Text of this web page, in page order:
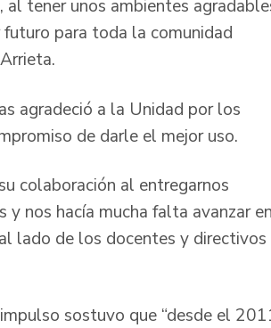
tener unos ambientes
para toda la comunidad
agradeció a la Unidad por los
de darle el mejor uso.
colaboración al entregarnos
nos hacía mucha falta avanzar en
lado de los docentes y directivos
sostuvo que “desde el